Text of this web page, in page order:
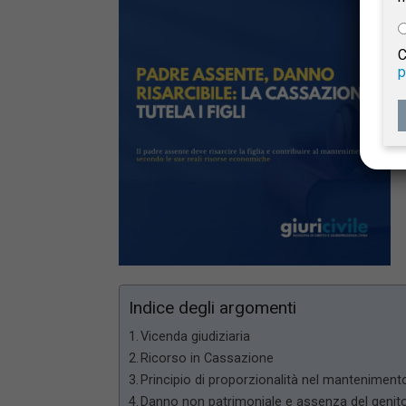
Indice degli argomenti
Vicenda giudiziaria
Ricorso in Cassazione
Principio di proporzionalità nel
Danno non patrimoniale e assenza del